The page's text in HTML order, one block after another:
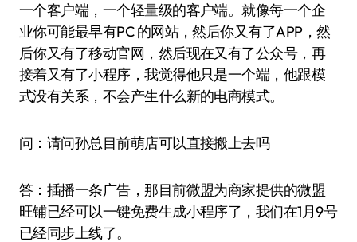
一个客户端，一个轻量级的客户端。就像每一个企
业你可能最早有PC 的网站，然后你又有了APP，然
后你又有了移动官网，然后现在又有了公众号，再
接着又有了小程序，我觉得他只是一个端，他跟模
式没有关系，不会产生什么新的电商模式。
问：请问孙总目前萌店可以直接搬上去吗
答：插播一条广告，那目前微盟为商家提供的微盟
旺铺已经可以一键免费生成小程序了，我们在1月9号
已经同步上线了。